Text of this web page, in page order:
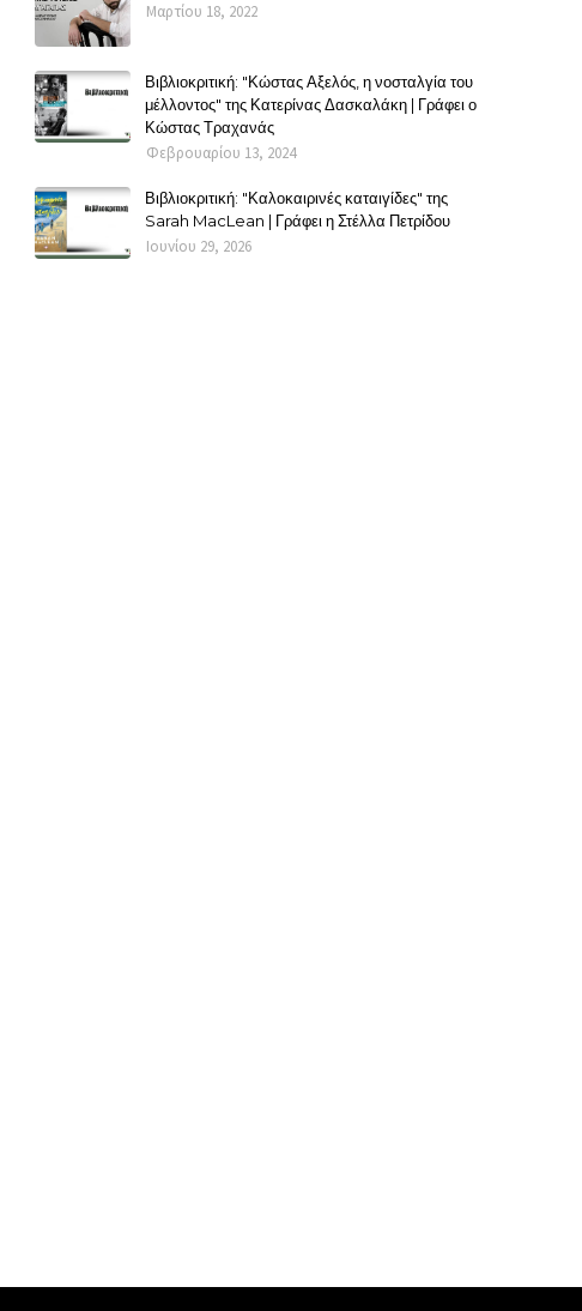
Μαρτίου 18, 2022
Βιβλιοκριτική: "Κώστας Αξελός, η νοσταλγία του
μέλλοντος" της Κατερίνας Δασκαλάκη | Γράφει ο
Κώστας Τραχανάς
Φεβρουαρίου 13, 2024
Βιβλιοκριτική: "Καλοκαιρινές καταιγίδες" της
Sarah MacLean | Γράφει η Στέλλα Πετρίδου
Ιουνίου 29, 2026